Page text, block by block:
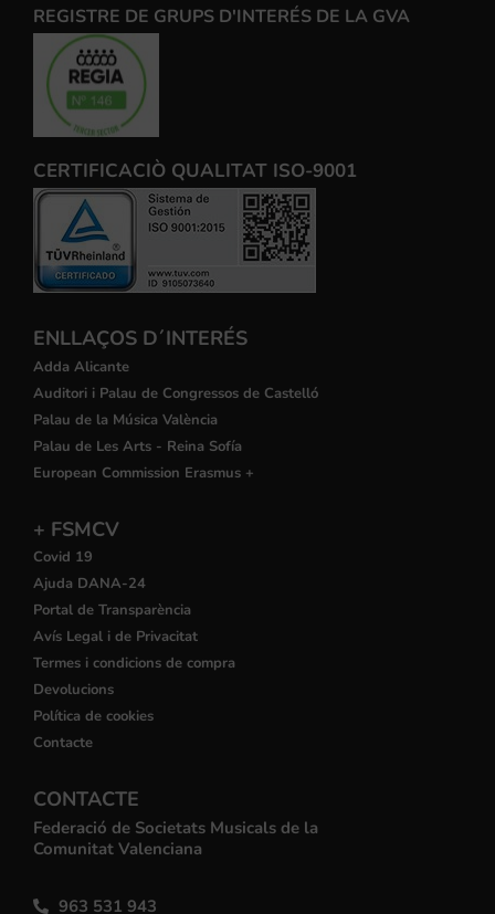
REGISTRE DE GRUPS D'INTERÉS DE LA GVA
CERTIFICACIÒ QUALITAT ISO-9001
ENLLAÇOS D´INTERÉS
Adda Alicante
Auditori i Palau de Congressos de Castelló
Palau de la Música València
Palau de Les Arts - Reina Sofía
European Commission Erasmus +
+ FSMCV
Covid 19
Ajuda DANA-24
Portal de Transparència
Avís Legal i de Privacitat
Termes i condicions de compra
Devolucions
Política de cookies
Contacte
CONTACTE
Federació de Societats Musicals de la
Comunitat Valenciana
963 531 943